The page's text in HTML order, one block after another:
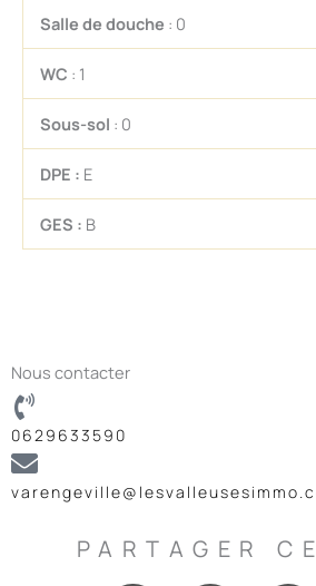
Salle de douche : 0
WC : 1
Sous-sol : 0
DPE : E
GES : B
Nous contacter
0629633590
PARTAGER